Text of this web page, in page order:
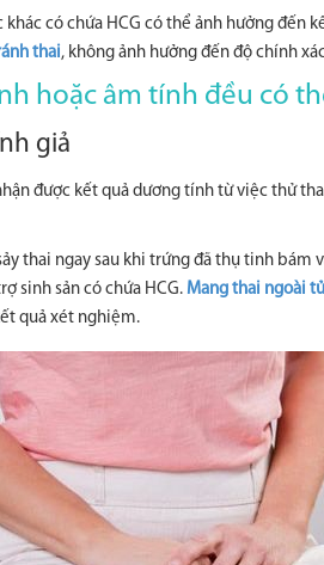
có chứa HCG có thể ảnh hưởng đến
thai, không ảnh hưởng đến độ chính
hoặc âm tính đều có
giả
được kết quả dương tính từ việc thử
thai ngay sau khi trứng đã thụ tinh
sinh sản có chứa HCG. Mang thai ngoài
quả xét nghiệm.